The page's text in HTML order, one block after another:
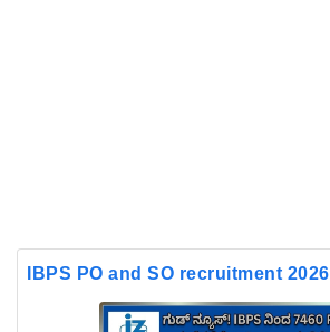
IBPS PO and SO recruitment 2026